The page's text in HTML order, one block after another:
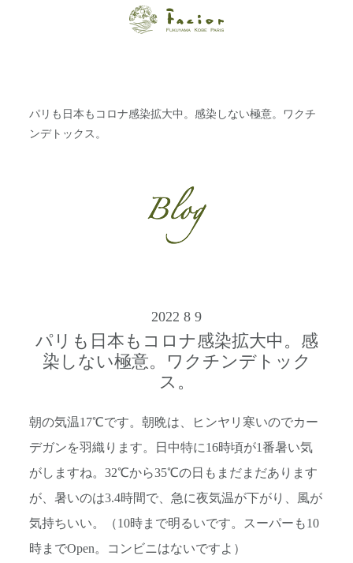
ン ファシオー
ルでご提案しま
す。
パリも日本もコロナ感染拡大中。感染しない極意。ワクチ
ンデトックス。
2022 8 9
パリも日本もコロナ感染拡大中。感
染しない極意。ワクチンデトック
ス。
朝の気温17℃です。朝晩は、ヒンヤリ寒いのでカー
デガンを羽織ります。日中特に16時頃が1番暑い気
がしますね。32℃から35℃の日もまだまだあります
が、暑いのは3.4時間で、急に夜気温が下がり、風が
気持ちいい。（10時まで明るいです。スーパーも10
時までOpen。コンビニはないですよ）